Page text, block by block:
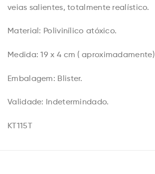
veias salientes, totalmente realístico.
Material: Polivinílico atóxico.
Medida: 19 x 4 cm ( aproximadamente)
Embalagem: Blister.
Validade: Indetermindado.
KT115T